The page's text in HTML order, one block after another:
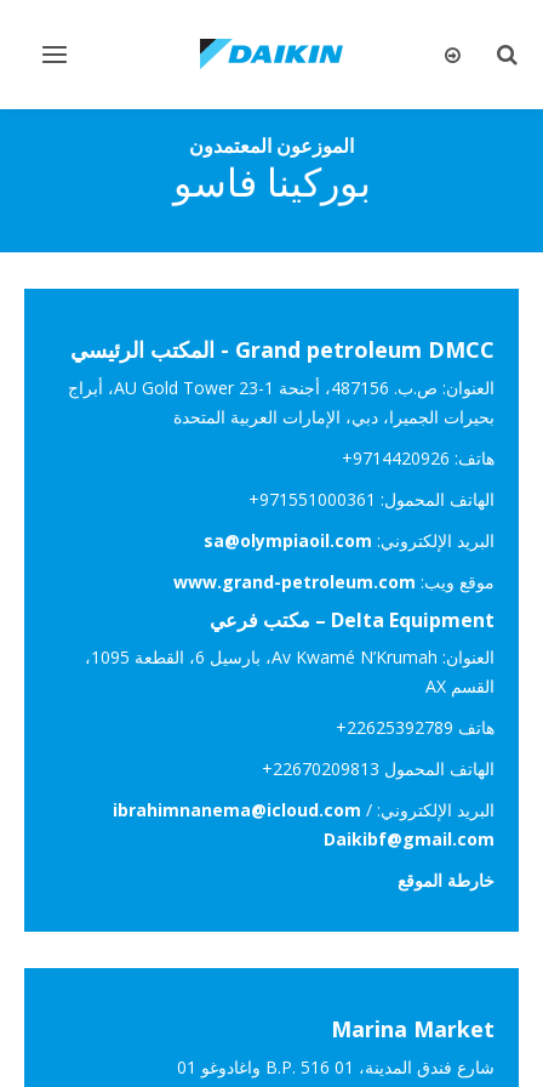
تبديل
تبديل
الموزعون المعتمدون
بوركينا فاسو
Grand petroleum DMCC - المكتب الرئيسي
العنوان: ص.ب. 487156، أجنحة AU Gold Tower 23-1، أبراج
بحيرات الجميرا‎، دبي، الإمارات العربية المتحدة
هاتف: ‎+9714420926
الهاتف المحمول: ‎+971551000361
البريد الإلكتروني: sa@olympiaoil.com
موقع ويب: www.grand-petroleum.com
Delta Equipment – مكتب فرعي
العنوان: Av Kwamé N’Krumah، بارسيل 6، القطعة 1095،
القسم AX
هاتف ‎+22625392789
الهاتف المحمول ‎+22670209813
البريد الإلكتروني: ‎
ibrahimnanema@icloud.com /
Daikibf@gmail.com
خارطة الموقع
Marina Market
شارع فندق المدينة، 01 B.P. 516 واغادوغو 01